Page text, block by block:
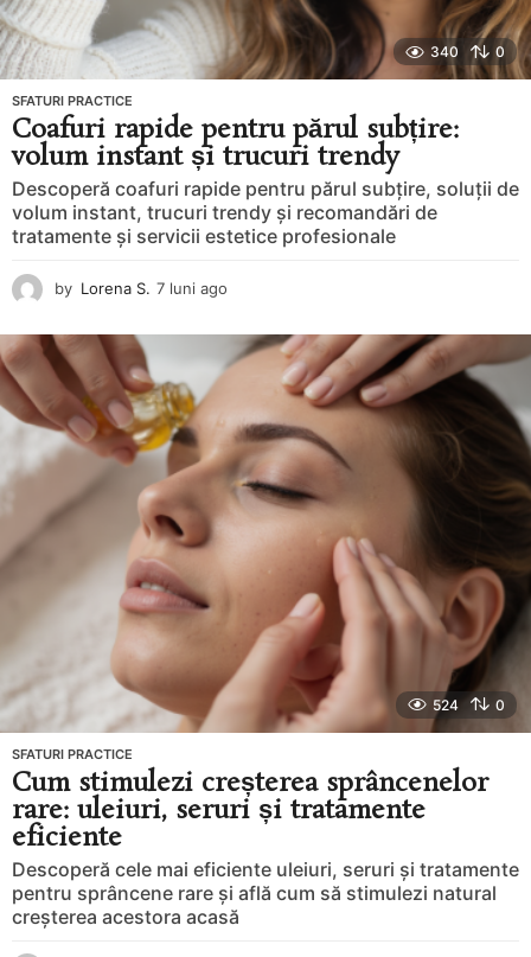
340 0
SFATURI PRACTICE
Coafuri rapide pentru părul subțire:
volum instant și trucuri trendy
Descoperă coafuri rapide pentru părul subțire, soluții de
volum instant, trucuri trendy și recomandări de
tratamente și servicii estetice profesionale
by Lorena S. 7 luni ago
u
n
g
o
524 0
SFATURI PRACTICE
Cum stimulezi creșterea sprâncenelor
rare: uleiuri, seruri și tratamente
eficiente
Descoperă cele mai eficiente uleiuri, seruri și tratamente
pentru sprâncene rare și află cum să stimulezi natural
creșterea acestora acasă